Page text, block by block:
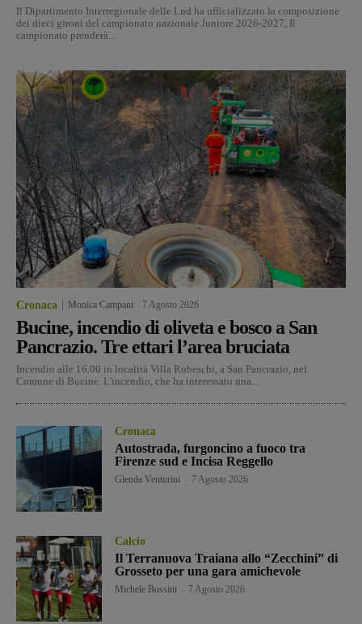
Il Dipartimento Interregionale delle Lnd ha ufficializzato la composizione
dei dieci gironi del campionato nazionale Juniore 2026-2027, Il
campionato prenderà...
Cronaca Monica Campani 7 Agosto 2026
Bucine, incendio di oliveta e bosco a San
Pancrazio. Tre ettari l’area bruciata
Incendio alle 16.00 in località Villa Rubeschi, a San Pancrazio, nel
Comune di Bucine. L'incendio, che ha interessato una...
Cronaca
Autostrada, furgoncino a fuoco tra
Firenze sud e Incisa Reggello
Glenda Venturini 7 Agosto 2026
Calcio
Il Terranuova Traiana allo “Zecchini” di
Grosseto per una gara amichevole
Michele Bossini 7 Agosto 2026